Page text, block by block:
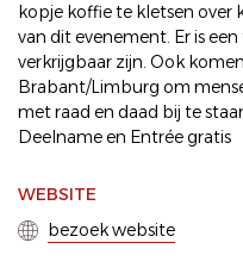
kopje koffie te kletsen over
van dit evenement. Er is
verkrijgbaar zijn. Ook
Brabant/Limburg om
met raad en daad bij te
Deelname en Entrée gratis
WEBSITE
bezoek website